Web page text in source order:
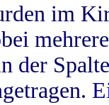
im
der